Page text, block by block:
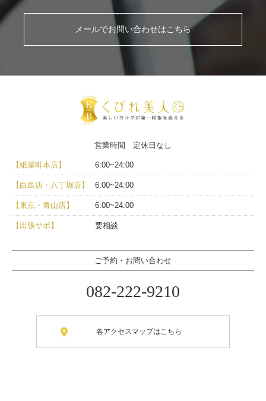
メールでお問い合わせはこちら
営業時間 定休日なし
【紙屋町本店】 6:00~24:00
【白島店・八丁堀店】 6:00~24:00
【東京・青山店】 6:00~24:00
【出張サポ】 要相談
ご予約・お問い合わせ
082-222-9210
各アクセスマップはこちら